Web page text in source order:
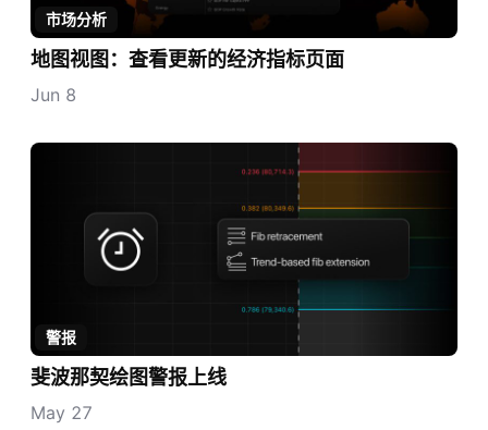
市场分析
地图视图：查看更新的经济指标页面
Jun 8
警报
斐波那契绘图警报上线
May 27